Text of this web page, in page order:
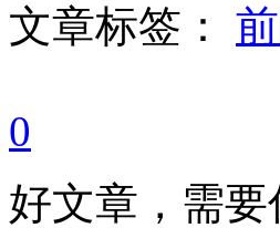
文章标签：
0
好文章，需要